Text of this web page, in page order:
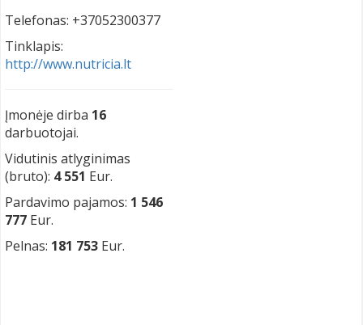
Telefonas: +37052300377
Tinklapis:
http://www.nutricia.lt
Įmonėje dirba 16
darbuotojai.
Vidutinis atlyginimas
(bruto): 4 551 Eur.
Pardavimo pajamos: 1 546
777 Eur.
Pelnas: 181 753 Eur.